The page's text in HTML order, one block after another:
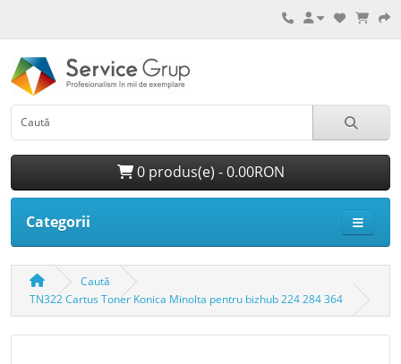
0 produs(e) - 0.00RON
Categorii
Caută
TN322 Cartus Toner Konica Minolta pentru bizhub 224 284 364